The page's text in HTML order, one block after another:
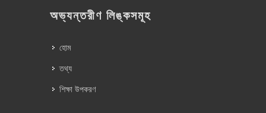
অভ্যন্তরীণ লিঙ্কসমূহ
হোম
তথ্য
শিক্ষা উপকরণ